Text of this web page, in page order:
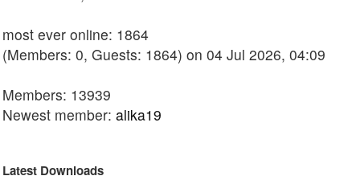
most ever online: 1864
(Members: 0, Guests: 1864) on 04 Jul 2026, 04:09
Members: 13939
Newest member: alika19
Latest Downloads